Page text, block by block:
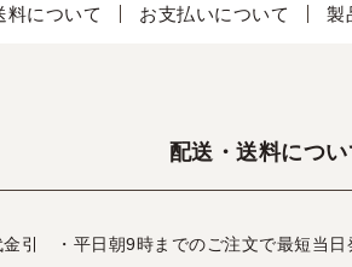
料について お支払いについて 製
引
配送・送料につい
・平日朝9時までのご注文で最短当日